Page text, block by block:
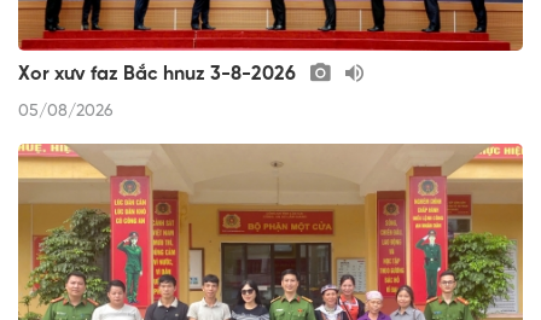
Xor xưv faz Bắc hnuz 3-8-2026
05/08/2026